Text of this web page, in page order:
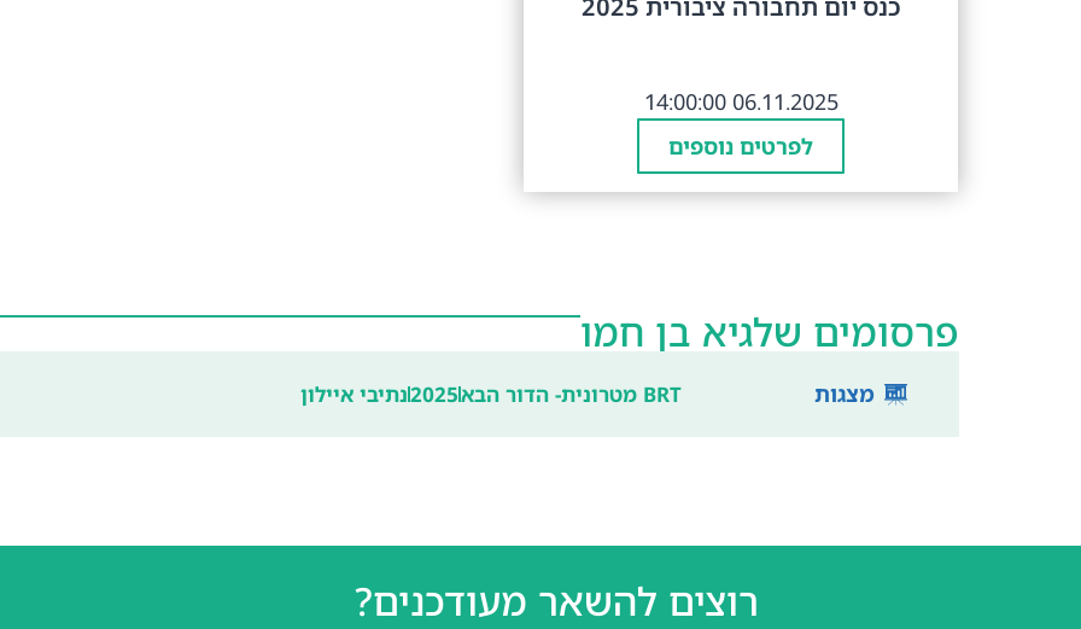
כנס יום תחבורה ציבורית 2025
06.11.2025 14:00:00
לפרטים נוספים
פרסומים שלגיא בן חמו
מצגות BRT מטרונית- הדור הבא 2025נתיבי איילון
רוצים להשאר מעודכנים?